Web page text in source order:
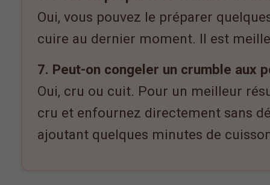
Oui, vous pouvez le préparer
cuire au dernier moment. Il est
7. Peut-on congeler un crumble aux
Oui, cru ou cuit. Pour un meilleur
cru et enfournez directement sans
ajoutant quelques minutes de